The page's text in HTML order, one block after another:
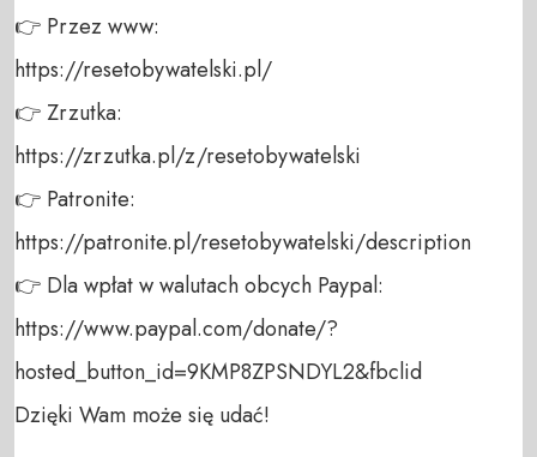
👉 Przez www:
https://resetobywatelski.pl/
👉 Zrzutka:
https://zrzutka.pl/z/resetobywatelski
👉 Patronite:
https://patronite.pl/resetobywatelski/description
👉 Dla wpłat w walutach obcych Paypal:
https://www.paypal.com/donate/?
hosted_button_id=9KMP8ZPSNDYL2&fbclid
Dzięki Wam może się udać!